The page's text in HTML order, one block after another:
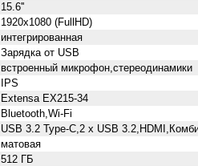
15.6''
1920х1080 (FullHD)
интегрированная
Зарядка от USB
встроенный микрофон,стереодинамики
IPS
Extensa EX215-34
Bluetooth,Wi-Fi
USB 3.2 Type-C,2 х USB
матовая
512 ГБ